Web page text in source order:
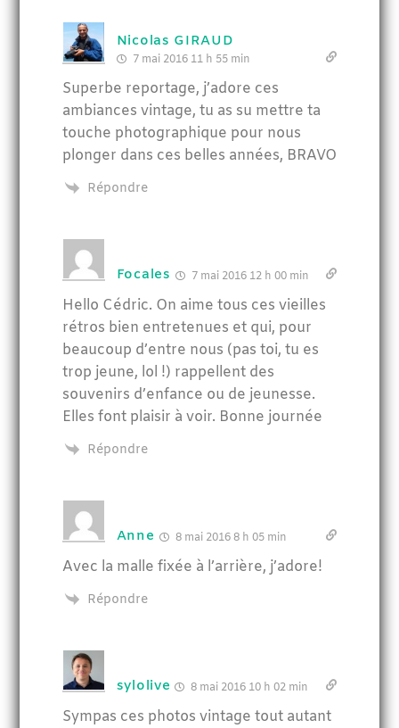
Nicolas GIRAUD
7 mai 2016 11 h 55 min
Superbe reportage, j’adore ces
ambiances vintage, tu as su mettre ta
touche photographique pour nous
plonger dans ces belles années, BRAVO
Répondre
Focales 7 mai 2016 12 h 00 min
Hello Cédric. On aime tous ces vieilles
rétros bien entretenues et qui, pour
beaucoup d’entre nous (pas toi, tu es
trop jeune, lol !) rappellent des
souvenirs d’enfance ou de jeunesse.
Elles font plaisir à voir. Bonne journée
Répondre
Anne 8 mai 2016 8 h 05 min
Avec la malle fixée à l’arrière, j’adore!
Répondre
sylolive 8 mai 2016 10 h 02 min
Sympas ces photos vintage tout autant